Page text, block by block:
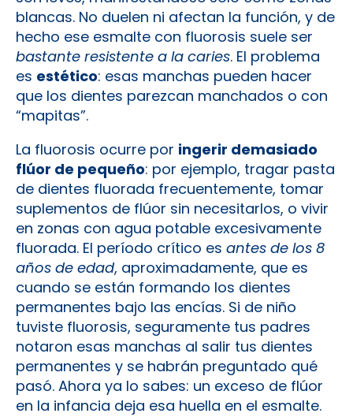
blancas. No duelen ni afectan la función, y de
hecho ese esmalte con fluorosis suele ser
bastante resistente a la caries. El problema
es estético: esas manchas pueden hacer
que los dientes parezcan manchados o con
“mapitas”.
La fluorosis ocurre por ingerir demasiado
flúor de pequeño: por ejemplo, tragar pasta
de dientes fluorada frecuentemente, tomar
suplementos de flúor sin necesitarlos, o vivir
en zonas con agua potable excesivamente
fluorada. El período crítico es antes de los 8
años de edad, aproximadamente, que es
cuando se están formando los dientes
permanentes bajo las encías. Si de niño
tuviste fluorosis, seguramente tus padres
notaron esas manchas al salir tus dientes
permanentes y se habrán preguntado qué
pasó. Ahora ya lo sabes: un exceso de flúor
en la infancia deja esa huella en el esmalte.